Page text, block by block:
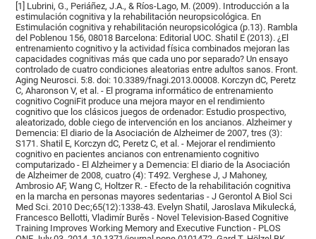
[1] Lubrini, G., Periáñez, J.A., & Ríos-Lago, M. (2009). Introducción a la
estimulación cognitiva y la rehabilitación neuropsicológica. En
Estimulación cognitiva y rehabilitación neuropsicológica (p.13). Rambla
del Poblenou 156, 08018 Barcelona: Editorial UOC. Shatil E (2013). ¿El
entrenamiento cognitivo y la actividad física combinados mejoran las
capacidades cognitivas más que cada uno por separado? Un ensayo
controlado de cuatro condiciones aleatorias entre adultos sanos. Front.
Aging Neurosci. 5:8. doi: 10.3389/fnagi.2013.00008. Korczyn dC, Peretz
C, Aharonson V, et al. - El programa informático de entrenamiento
cognitivo CogniFit produce una mejora mayor en el rendimiento
cognitivo que los clásicos juegos de ordenador: Estudio prospectivo,
aleatorizado, doble ciego de intervención en los ancianos. Alzheimer y
Demencia: El diario de la Asociación de Alzheimer de 2007, tres (3):
S171. Shatil E, Korczyn dC, Peretz C, et al. - Mejorar el rendimiento
cognitivo en pacientes ancianos con entrenamiento cognitivo
computarizado - El Alzheimer y a Demencia: El diario de la Asociación
de Alzheimer de 2008, cuatro (4): T492. Verghese J, J Mahoney,
Ambrosio AF, Wang C, Holtzer R. - Efecto de la rehabilitación cognitiva
en la marcha en personas mayores sedentarias - J Gerontol A Biol Sci
Med Sci. 2010 Dec;65(12):1338-43. Evelyn Shatil, Jaroslava Mikulecká,
Francesco Bellotti, Vladimír Burěs - Novel Television-Based Cognitive
Training Improves Working Memory and Executive Function - PLOS